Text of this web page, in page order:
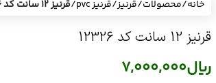
خانه/محصولات/قرنیز/قرنیز pvc /قرنیز 12 سانت کد 12326
قرنیز 12 سانت کد 12326
ریال7,000,000